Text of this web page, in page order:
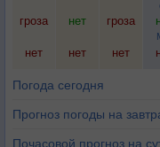
гроза нет гроза
нет нет нет
Погода сегодня
Прогноз погоды на
Почасовой прогноз на